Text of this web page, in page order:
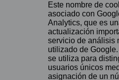
Este nombre de
asociado con
Analytics, que es
actualización
servicio de análisis
utilizado de
se utiliza para
usuarios únicos
asignación de un